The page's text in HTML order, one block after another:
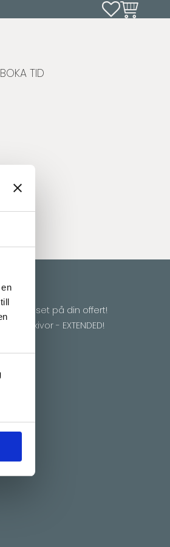
Favoriter
Kundvagn
BOKA TID
priset på din offert!
bänkskivor - EXTENDED!